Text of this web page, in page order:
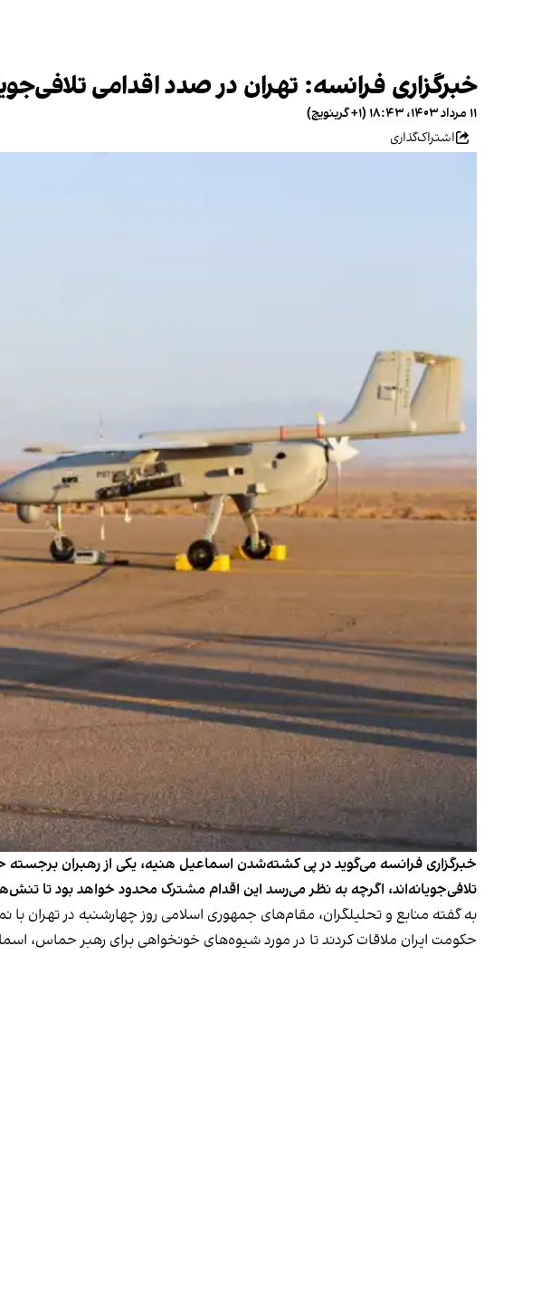
خبرگزاری فرانسه: تهران در صدد اقدامی
۱۱ مرداد ۱۴۰۳، ۱۸:۴۳ (‎+۱ گرینویچ)
اشتراک‌گذاری
خبرگزاری فرانسه می‌گوید در پی کشته‌شدن اسماعیل هنیه، یکی از رهبران
تلافی‌جویانه‌اند، اگرچه به نظر می‌رسد این اقدام مشترک محدود خواهد بود تا
به گفته منابع و تحلیلگران، مقام‌های جمهوری اسلامی روز چهارشنبه در تهران
حکومت ایران ملاقات کردند تا در مورد شیوه‌های خونخواهی برای رهبر حماس،